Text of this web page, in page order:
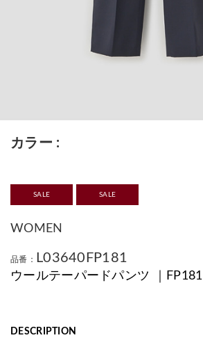
カラー
SALE SALE
WOMEN
品番： L03640FP181
ウールテーパードパンツ ｜FP181
DESCRIPTION